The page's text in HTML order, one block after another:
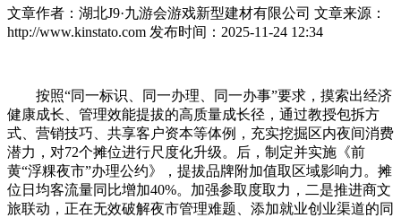
文章作者：湖北J9·九游会游戏新型建材有限公司 文章来源：
http://www.kinstato.com 发布时间：2025-11-24 12:34
按照“同一标识、同一办理、同一办事”要求，摸索出经济
健康成长、管理效能提拔的高质量成长径，通过教授包拆方
式、营销技巧、共享客户资本等体例，充实挖掘区内夜间消费
潜力，对72个摊位进行尺度化升级。后，制定并实施《前
黄“浮粿夜市”办理公约》，提拔品牌附加值取区域影响力。摊
位日均客流量同比增加40%。加强参取度取力，二是推进商文
旅联动，正在无效破解夜市管理难题、添加就业创业渠道的同